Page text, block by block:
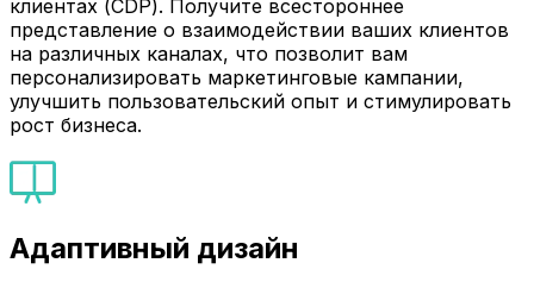
клиентах (CDP). Получите всестороннее
представление о взаимодействии ваших клиентов
на различных каналах, что позволит вам
персонализировать маркетинговые кампании,
улучшить пользовательский опыт и стимулировать
рост бизнеса.
Адаптивный дизайн